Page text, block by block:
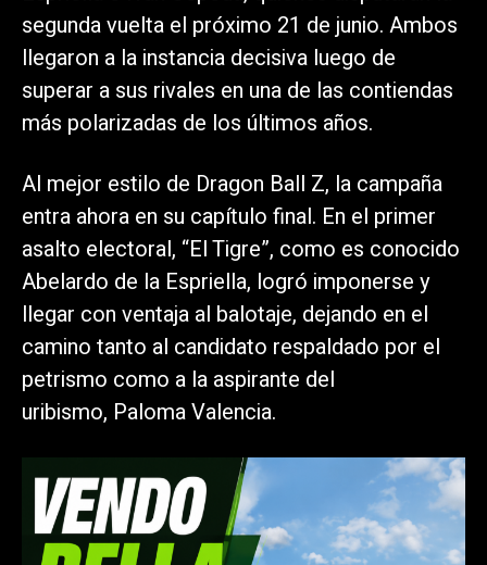
segunda vuelta el próximo 21 de junio. Ambos
llegaron a la instancia decisiva luego de
superar a sus rivales en una de las contiendas
más polarizadas de los últimos años.
Al mejor estilo de Dragon Ball Z, la campaña
entra ahora en su capítulo final. En el primer
asalto electoral, “El Tigre”, como es conocido
Abelardo de la Espriella, logró imponerse y
llegar con ventaja al balotaje, dejando en el
camino tanto al candidato respaldado por el
petrismo como a la aspirante del
uribismo, Paloma Valencia.